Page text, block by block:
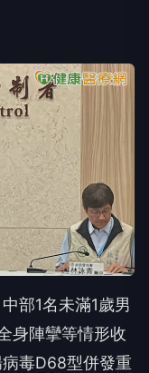
部1名未滿1歲男
身陣攣等情形收
毒D68型併發重